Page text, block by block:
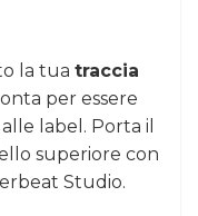
la tua traccia
per essere
label. Porta il
superiore con
Studio.